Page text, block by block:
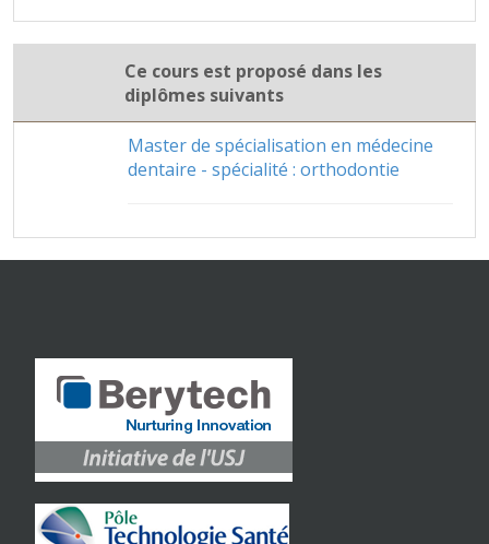
Ce cours est proposé dans les
diplômes suivants
Master de spécialisation en médecine
dentaire - spécialité : orthodontie